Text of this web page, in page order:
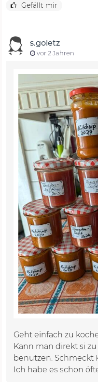
Gefällt mir
s.goletz
vor 2 Jahren
Geht einfach zu
Kann man direkt si
benutzen. Schmeckt
Ich habe es schon